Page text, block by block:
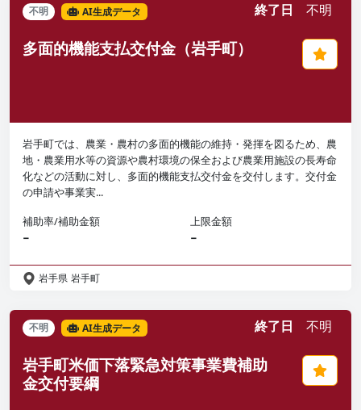
不明 AI生成データ 終了日 不明
多面的機能支払交付金（岩手町）
岩手町では、農業・農村の多面的機能の維持・発揮を図るため、農
地・農業用水等の資源や農村環境の保全および農業用施設の長寿命
化などの活動に対し、多面的機能支払交付金を交付します。交付金
の申請や事業実...
補助率/補助金額
−
上限金額
−
岩手県 岩手町
不明 AI生成データ 終了日 不明
岩手町米価下落緊急対策事業費補助
金交付要綱